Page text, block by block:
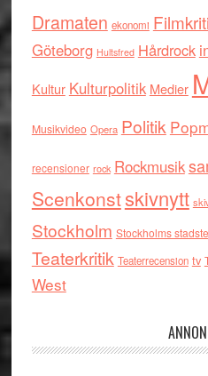
Dramaten ekonomi
Göteborg Hultsfred Hårdrock
Kultur Kulturpolitik Medier
Musikvideo Opera Politik
recensioner rock Rockmusik
Scenkonstskivnytt
Stockholm Stockholms
Teaterkritik Teaterrecension tv
West